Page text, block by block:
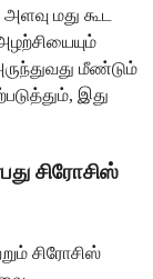
மது கூட
மீண்டும்
இது
சிரோசிஸ்
சிரோசிஸ்